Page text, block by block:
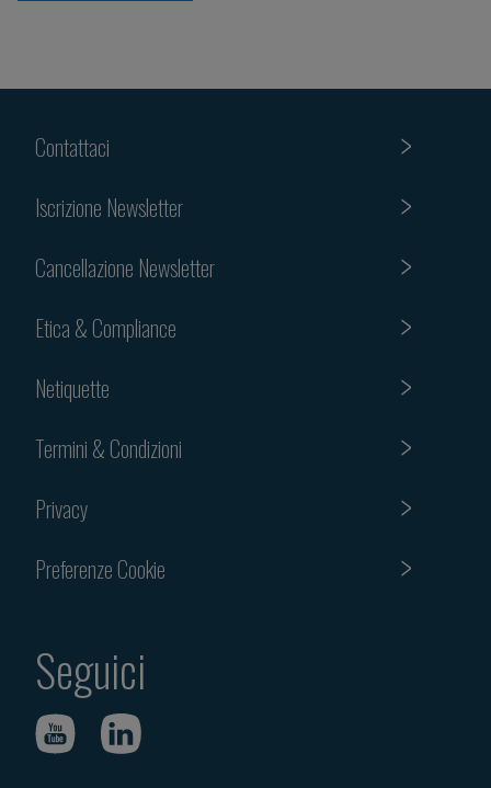
Contattaci
Iscrizione Newsletter
Cancellazione Newsletter
Etica & Compliance
Netiquette
Termini & Condizioni
Privacy
Preferenze Cookie
Seguici